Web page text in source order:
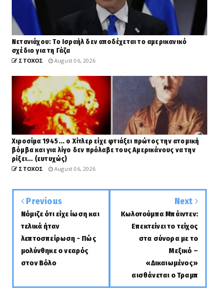
Νετανιάχου: Το Ισραήλ δεν αποδέχεται το αμερικανικό
σχέδιο για τη Γάζα
ΣΤΟΧΟΣ August 06, 2026
Χιροσίμα 1945... ο Χίτλερ είχε φτιάξει πρώτος την ατομική
βόμβα και για λίγο δεν πρόλαβε τους Αμερικάνους να την
ρίξει... (ευτυχώς)
ΣΤΟΧΟΣ August 06, 2026
Previous
Νόμιζε ότι είχε ίωση και
τελικά ήταν
λεπτοσπείρωση - Πώς
μολύνθηκε ο νεαρός
στον Βόλο
Next
Κωλοτούμπα Μπάιντεν:
Επεκτείνει το τείχος
στα σύνορα με το
Μεξικό –
«Δικαιωμένος»
αισθάνεται ο Τραμπ